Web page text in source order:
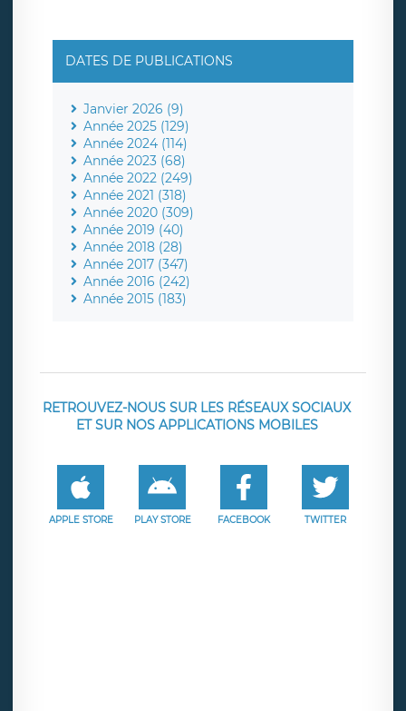
DATES DE PUBLICATIONS
Janvier 2026 (9)
Année 2025 (129)
Année 2024 (114)
Année 2023 (68)
Année 2022 (249)
Année 2021 (318)
Année 2020 (309)
Année 2019 (40)
Année 2018 (28)
Année 2017 (347)
Année 2016 (242)
Année 2015 (183)
RETROUVEZ-NOUS SUR LES RÉSEAUX SOCIAUX
ET SUR NOS APPLICATIONS MOBILES
APPLE STORE PLAY STORE FACEBOOK TWITTER